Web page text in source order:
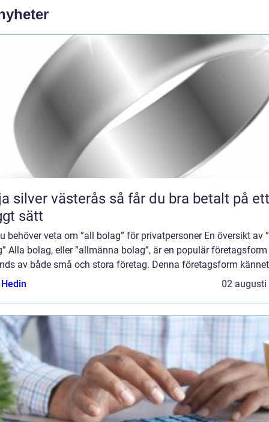
västerås så får du bra betalt på ett
sätt
behöver veta om ”all bolag” för privatpersoner En översikt av
Alla bolag, eller ”allmänna bolag”, är en populär
av både små och stora företag. Denna företagsform
02 augusti